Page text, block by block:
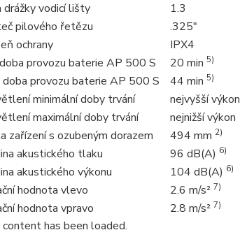
drážky vodicí lišty
1.3
pilového řetězu
.325"
ochrany
IPX4
provozu baterie AP 500 S
20 min 5)
doba provozu baterie AP 500 S 44 min 5)
minimální doby trvání
nejvyšší výkon
maximální doby trvání
nejnižší výkon
zařízení s ozubeným dorazem
494 mm 2)
akustického tlaku 96 dB(A) 6)
akustického výkonu 104 dB(A) 6)
hodnota vlevo 2.6 m/s² 7)
hodnota vpravo 2.8 m/s² 7)
has been loaded.